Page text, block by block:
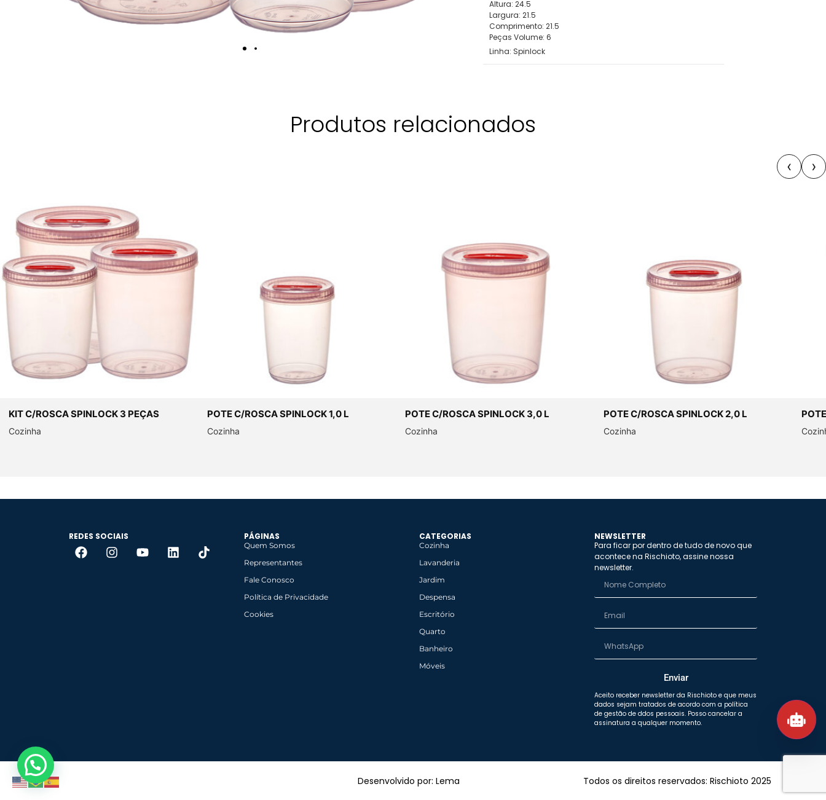
Altura: 24.5
Largura: 21.5
Comprimento: 21.5
Peças Volume: 6
Linha: Spinlock
Produtos relacionados
‹ ›
KIT C/ROSCA SPINLOCK 3 PEÇAS
Cozinha
POTE C/ROSCA SPINLOCK 1,0 L
Cozinha
POTE C/ROSCA SPINLOCK 3,0 L
Cozinha
POTE C/ROSCA SPINLOCK 2,0 L
Cozinha
REDES SOCIAIS PÁGINAS
Quem Somos
Representantes
Fale Conosco
Política de Privacidade
Cookies
CATEGORIAS
Cozinha
Lavanderia
Jardim
Despensa
Escritório
Quarto
Banheiro
Móveis
NEWSLETTER
Para ficar por dentro de tudo de novo que
acontece na Rischioto, assine nossa
newsletter.
Enviar
Aceito receber newsletter da Rischioto e que meus
dados sejam tratados de acordo com a política
de gestão de ddos pessoais. Posso cancelar a
assinatura a qualquer momento.
Desenvolvido por: Lema Todos os direitos reservados: Rischioto 2025